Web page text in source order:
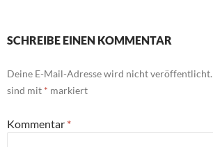
SCHREIBE EINEN KOMMENTAR
Deine E-Mail-Adresse wird nicht veröffentlicht.
sind mit * markiert
Kommentar *